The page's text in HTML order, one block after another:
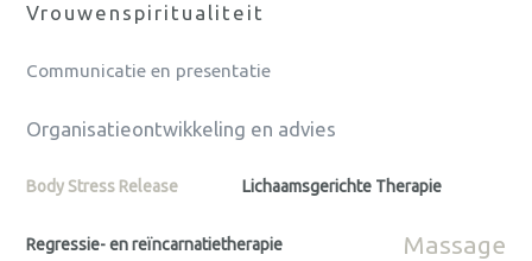
Vrouwenspiritualiteit
Communicatie en presentatie
Organisatieontwikkeling en advies
Body Stress Release Lichaamsgerichte Therapie
Regressie- en reïncarnatietherapie Massage